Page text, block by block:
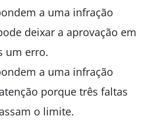
a uma infração
deixar a aprovação em
um erro.
a uma infração
porque três faltas
o limite.